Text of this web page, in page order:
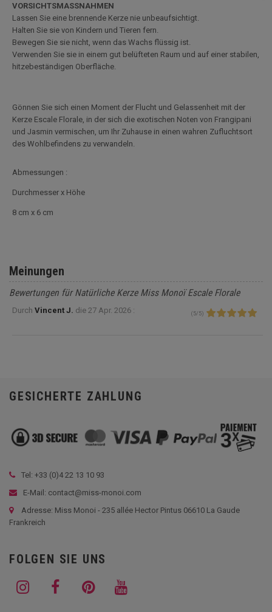
VORSICHTSMASSNAHMEN
Lassen Sie eine brennende Kerze nie unbeaufsichtigt.
Halten Sie sie von Kindern und Tieren fern.
Bewegen Sie sie nicht, wenn das Wachs flüssig ist.
Verwenden Sie sie in einem gut belüfteten Raum und auf einer stabilen,
hitzebeständigen Oberfläche.
Gönnen Sie sich einen Moment der Flucht und Gelassenheit mit der
Kerze Escale Florale, in der sich die exotischen Noten von Frangipani
und Jasmin vermischen, um Ihr Zuhause in einen wahren Zufluchtsort
des Wohlbefindens zu verwandeln.
Abmessungen :
Durchmesser x Höhe
8 cm x 6 cm
Meinungen
Bewertungen für Natürliche Kerze Miss Monoï Escale Florale
Durch Vincent J. die 27 Apr. 2026 : ( 5/ 5)
GESICHERTE ZAHLUNG
Tel: +33 (0)4 22 13 10 93
E-Mail: contact@miss-monoi.com
Adresse: Miss Monoi - 235 allée Hector Pintus 06610 La Gaude
Frankreich
FOLGEN SIE UNS